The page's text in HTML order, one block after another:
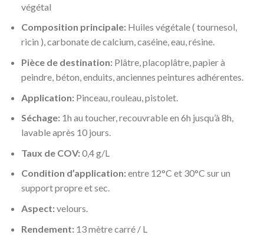
végétal
Composition principale: Huiles végétale ( tournesol,
ricin ), carbonate de calcium, caséine, eau, résine.
Pièce de destination: Plâtre, placoplâtre, papier à
peindre, béton, enduits, anciennes peintures adhérentes.
Application: Pinceau, rouleau, pistolet.
Séchage: 1h au toucher, recouvrable en 6h jusqu’à 8h,
lavable après 10 jours.
Taux de COV:0,4 g/L
Condition d’application:entre 12°C et 30°C sur un
support propre et sec.
Aspect:velours.
Rendement: 13 mètre carré / L